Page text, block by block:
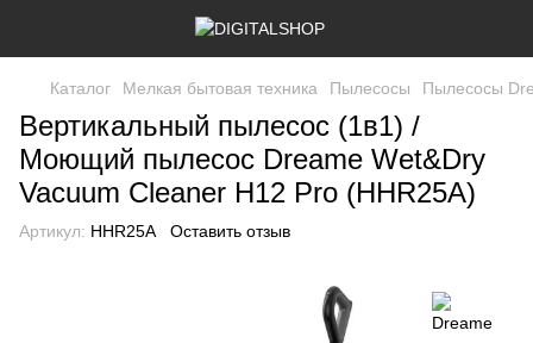
Каталог Мелкая бытовая техника Пылесосы Пылесосы
Вертикальный пылесос (1в1) /
Моющий пылесос Dreame Wet&Dry
Vacuum Cleaner H12 Pro (HHR25A)
Артикул: HHR25A Оставить отзыв